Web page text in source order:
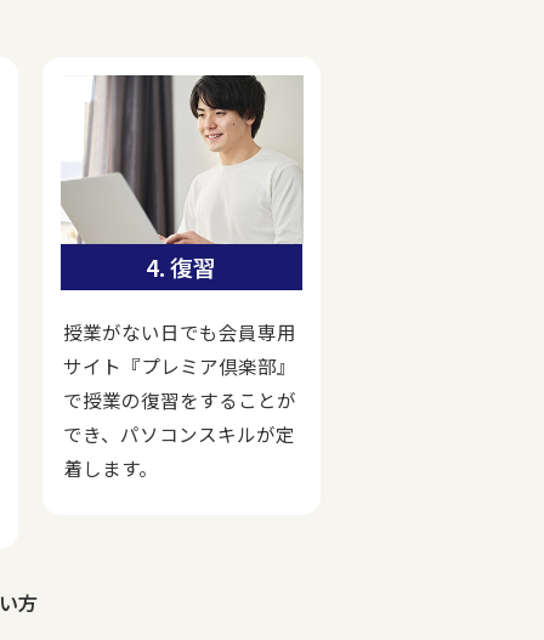
4. 復習
授業がない日でも会員専用
サイト『プレミア倶楽部』
で授業の復習をすることが
でき、パソコンスキルが定
着します。
方